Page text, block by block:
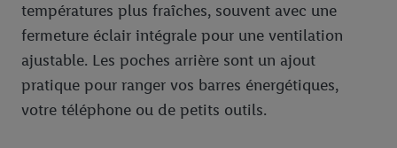
températures plus fraîches, souvent avec une
fermeture éclair intégrale pour une ventilation
ajustable. Les poches arrière sont un ajout
pratique pour ranger vos barres énergétiques,
votre téléphone ou de petits outils.